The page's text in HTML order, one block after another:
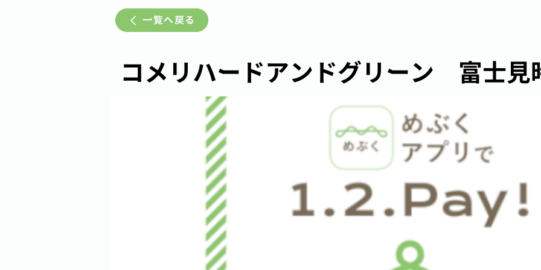
一覧へ戻る
コメリハードアンドグリーン 富士見